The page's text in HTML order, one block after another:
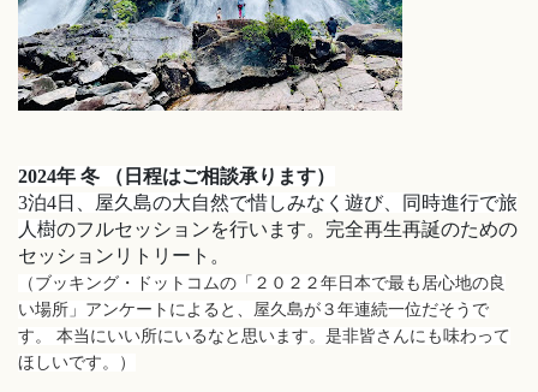
2024年 冬 （日程はご相談承ります）
3泊4日、屋久島の大自然で惜しみなく遊び、同時進行で旅
人 樹のフルセッションを行います。 完全再生再誕のための
セッションリトリート。
（ブッキング・ドットコムの「２０２２年日本で最も居心地の良
い場所」アンケートによると、屋久島が３年連続一位だそうで
す。 本当にいい所にいるなと思います。是非皆さんにも味わって
ほしいです。）